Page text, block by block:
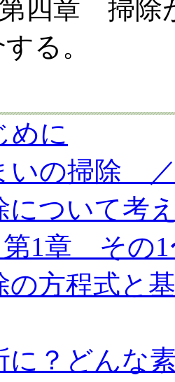
四章 掃除
る。
めに
いの掃除
について考
1章 その1
の方程式と
に？どんな